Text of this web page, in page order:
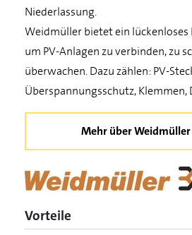
Niederlassung.
Weidmüller bietet ein
um PV-Anlagen zu verbinden, zu
überwachen. Dazu zählen: PV-
Überspannungsschutz, Klemmen,
Mehr über
Vorteile